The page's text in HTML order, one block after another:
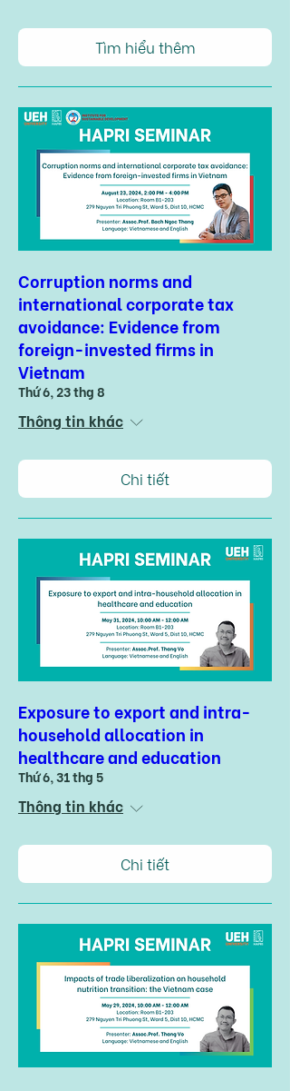
Tìm hiểu thêm
Corruption norms and
international corporate tax
avoidance: Evidence from
foreign-invested firms in
Vietnam
Thứ 6, 23 thg 8
Thông tin khác
Chi tiết
Exposure to export and intra-
household allocation in
healthcare and education
Thứ 6, 31 thg 5
Thông tin khác
Chi tiết